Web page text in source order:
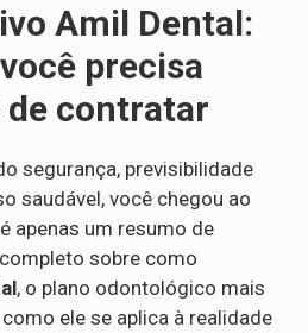
Amil Dental:
precisa
de contratar
segurança, previsibilidade
saudável, você chegou ao
apenas um resumo de
sobre como
, o plano odontológico mais
ele se aplica à realidade